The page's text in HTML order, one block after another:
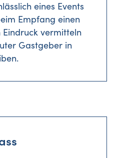
eines Events
Empfang einen
Eindruck vermitteln
Gastgeber in